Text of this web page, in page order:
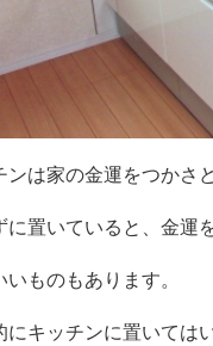
ンは家の金運をつかさ
に置いていると、金運
ものもあります。
にキッチンに置いては